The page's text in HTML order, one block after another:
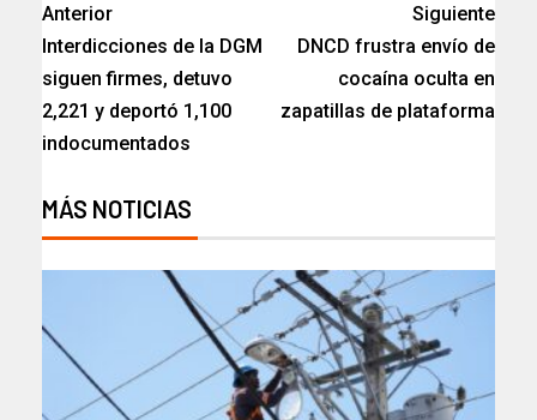
Anterior
Interdicciones de la DGM
siguen firmes, detuvo
2,221 y deportó 1,100
indocumentados
Siguiente
DNCD frustra envío de
cocaína oculta en
zapatillas de plataforma
MÁS NOTICIAS